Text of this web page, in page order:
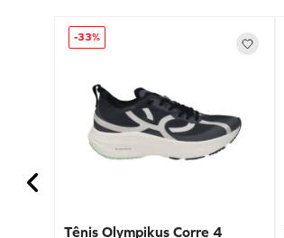
-33%
Tênis Olympikus Corre 4